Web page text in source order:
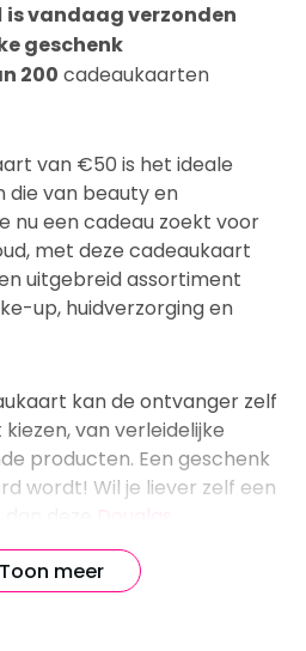
is vandaag verzonden
geschenk
200 cadeaukaarten
van €50 is het ideale
die van beauty en
nu een cadeau zoekt voor
met deze cadeaukaart
uitgebreid assortiment
up, huidverzorging en
kan de ontvanger zelf
van verleidelijke
producten. Een geschenk
wordt! Wil je liever zelf een
Douglas
Toon meer